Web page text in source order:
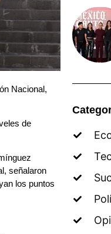
Nacional,
de
señalaron
los puntos